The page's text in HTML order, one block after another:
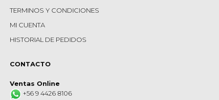
TERMINOS Y CONDICIONES
MI CUENTA
HISTORIAL DE PEDIDOS
CONTACTO
Ventas Online
+56 9 4426 8106